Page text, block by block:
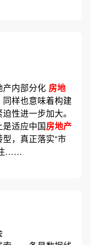
产内部分化 房地
样也意味着构建
性进一步加大。
适应中国房地产
，真正落实“市
住……